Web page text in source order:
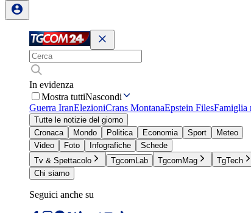
In evidenza
Mostra tuttiNascondi
Guerra IranElezioniCrans MontanaEpstein FilesFamiglia
Tutte le notizie del giorno
Cronaca
Mondo Politica Economia Sport
Meteo
Video
Foto Infografiche
Schede
Tv & Spettacolo
TgcomLab TgcomMag TgTech
Chi siamo
Seguici anche su